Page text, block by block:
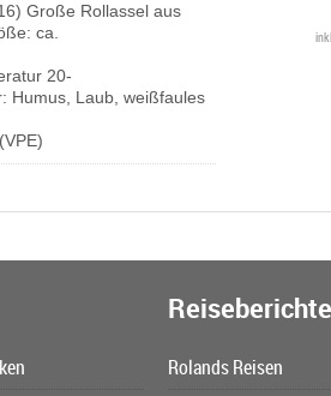
Große Rollassel aus
ca.
20-
Humus, Laub, weißfaules
Reiseberichte
Rolands Reisen